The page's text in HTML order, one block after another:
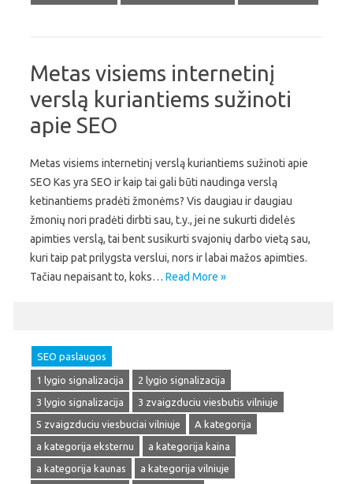
Metas visiems internetinį
verslą kuriantiems sužinoti
apie SEO
Metas visiems internetinį verslą kuriantiems sužinoti apie
SEO Kas yra SEO ir kaip tai gali būti naudinga verslą
ketinantiems pradėti žmonėms? Vis daugiau ir daugiau
žmonių nori pradėti dirbti sau, t.y., jei ne sukurti didelės
apimties verslą, tai bent susikurti svajonių darbo vietą sau,
kuri taip pat prilygsta verslui, nors ir labai mažos apimties.
Tačiau nepaisant to, koks… Read More »
SEO paslaugos
1 lygio signalizacija
2 lygio signalizacija
3 lygio signalizacija
3 zvaigzduciu viesbutis vilniuje
5 zvaigzduciu viesbuciai vilniuje
A kategorija
a kategorija eksternu
a kategorija kaina
a kategorija kaunas
a kategorija vilniuje